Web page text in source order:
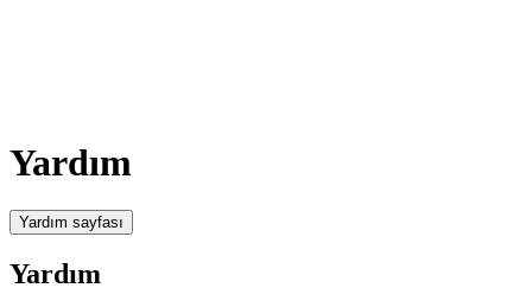
Yardım
Yardım sayfası
Yardım